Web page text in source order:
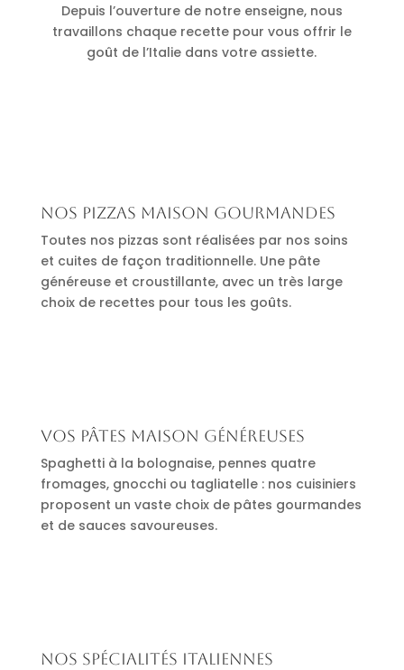
Depuis l’ouverture de notre enseigne, nous
travaillons chaque recette pour vous offrir le
goût de l’Italie dans votre assiette.
Nos pizzas maison gourmandes
Toutes nos pizzas sont réalisées par nos soins
et cuites de façon traditionnelle. Une pâte
généreuse et croustillante, avec un très large
choix de recettes pour tous les goûts.
Vos pâtes maison généreuses
Spaghetti à la bolognaise, pennes quatre
fromages, gnocchi ou tagliatelle : nos cuisiniers
proposent un vaste choix de pâtes gourmandes
et de sauces savoureuses.
Nos spécialités italiennes